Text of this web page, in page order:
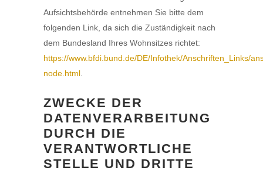
Aufsichtsbehörde entnehmen Sie bitte dem
folgenden Link, da sich die Zuständigkeit nach
dem Bundesland Ihres Wohnsitzes richtet:
https://www.bfdi.bund.de/DE/Infothek/Anschriften_Links/
node.html
ZWECKE DER
DATENVERARBEITUNG
DURCH DIE
VERANTWORTLICHE
STELLE UND DRITTE